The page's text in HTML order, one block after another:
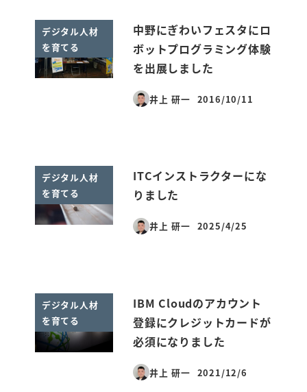
デジタル人材
を育てる
中野にぎわいフェスタにロ
ボットプログラミング体験
を出展しました
井上 研一
投稿日
2016/10/11
デジタル人材
を育てる
ITCインストラクターにな
りました
井上 研一
投稿日
2025/4/25
デジタル人材
を育てる
IBM Cloudのアカウント
登録にクレジットカードが
必須になりました
井上 研一
投稿日
2021/12/6